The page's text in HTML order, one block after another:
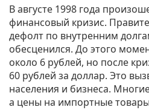
В августе 1998 года
финансовый кризис.
дефолт по внутренним
обесценился. До этого
около 6 рублей, но после
60 рублей за доллар. Это
населения и бизнеса.
а цены на импортные